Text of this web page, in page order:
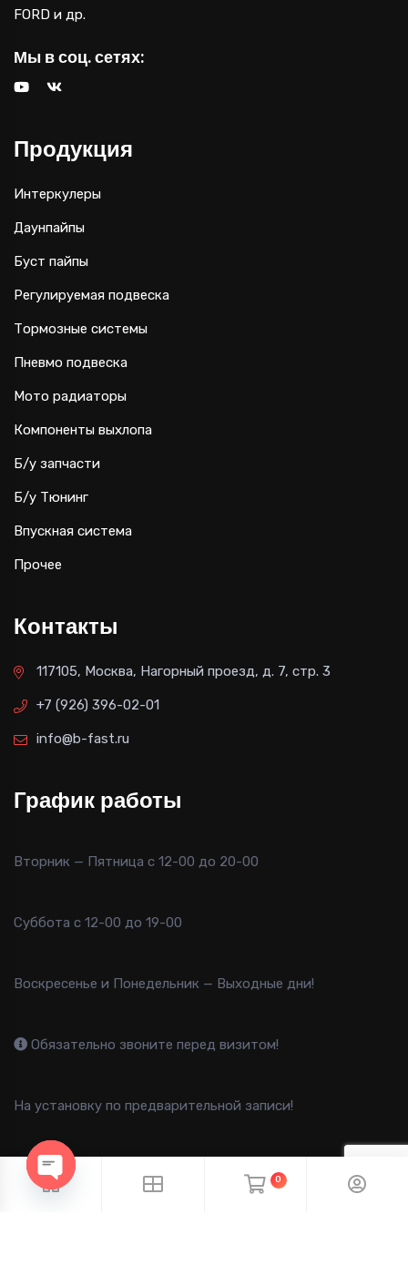
FORD и др.
Мы в соц. сетях:
Продукция
Интеркулеры
Даунпайпы
Буст пайпы
Регулируемая подвеска
Тормозные системы
Пневмо подвеска
Мото радиаторы
Компоненты выхлопа
Б/у запчасти
Б/у Тюнинг
Впускная система
Прочее
Контакты
117105, Москва, Нагорный проезд, д. 7, стр. 3
+7 (926) 396-02-01
info@b-fast.ru
График работы
Вторник — Пятница с 12-00 до 20-00
Суббота с 12-00 до 19-00
Воскресенье и Понедельник — Выходные дни!
Обязательно звоните перед визитом!
На установку по предварительной записи!
0